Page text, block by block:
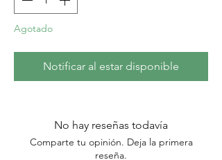
Agotado
Notificar al estar disponible
No hay reseñas todavía
Comparte tu opinión. Deja la primera
reseña.